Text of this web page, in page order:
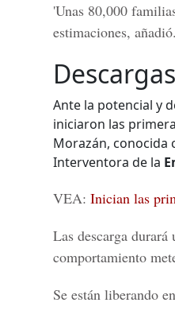
'Unas 80,000
estimaciones, añadió.
Ante la potencial y
iniciaron las
Morazán, conocida
Interventora de la
VEA: Inician las
Las descarga
comportamiento
Se están liberando